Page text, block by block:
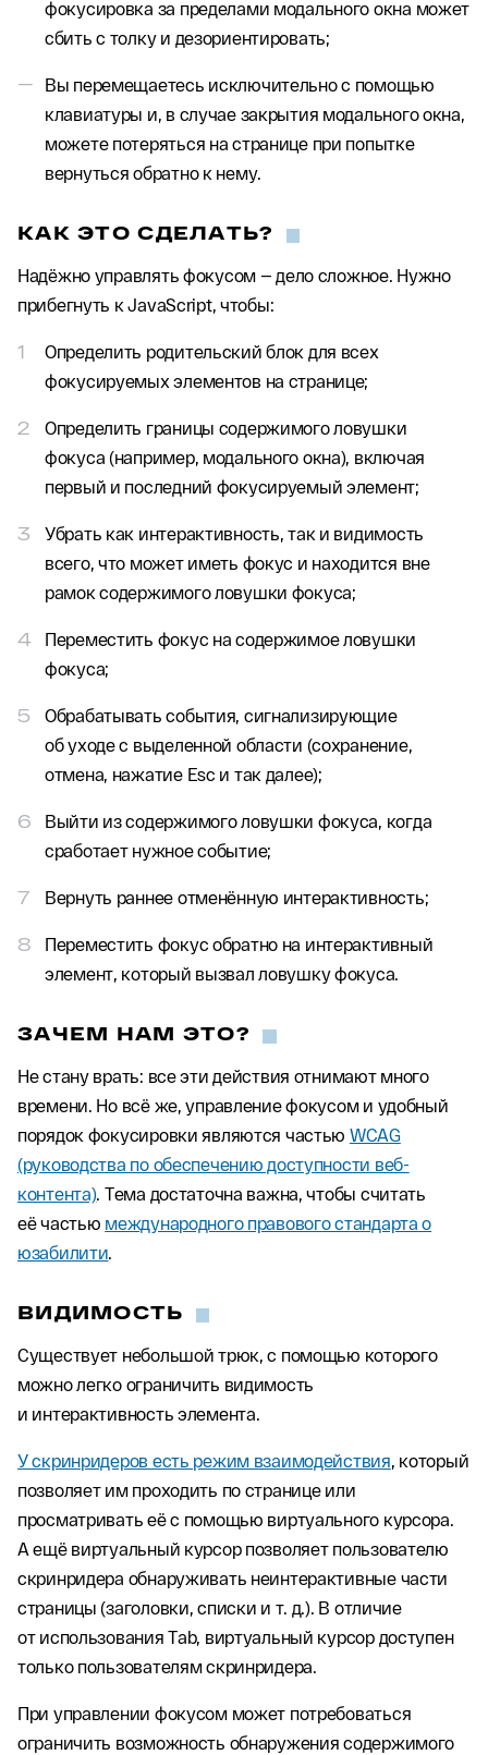
фокусировка за пределами модального окна может
сбить с толку и дезориентировать;
Вы перемещаетесь исключительно с помощью
клавиатуры и, в случае закрытия модального окна,
можете потеряться на странице при попытке
вернуться обратно к нему.
КАК ЭТО СДЕЛАТЬ?
Надёжно управлять фокусом — дело сложное. Нужно
прибегнуть к JavaScript, чтобы:
Определить родительский блок для всех
фокусируемых элементов на странице;
Определить границы содержимого ловушки
фокуса (например, модального окна), включая
первый и последний фокусируемый элемент;
Убрать как интерактивность, так и видимость
всего, что может иметь фокус и находится вне
рамок содержимого ловушки фокуса;
Переместить фокус на содержимое ловушки
фокуса;
Обрабатывать события, сигнализирующие
об уходе с выделенной области (сохранение,
отмена, нажатие Esc и так далее);
Выйти из содержимого ловушки фокуса, когда
сработает нужное событие;
Вернуть раннее отменённую интерактивность;
Переместить фокус обратно на интерактивный
элемент, который вызвал ловушку фокуса.
ЗАЧЕМ НАМ ЭТО?
Не стану врать: все эти действия отнимают много
времени. Но всё же, управление фокусом и удобный
порядок фокусировки являются частью WCAG
(руководства по обеспечению доступности веб-
контента). Тема достаточна важна, чтобы считать
её частью международного правового стандарта о
юзабилити.
ВИДИМОСТЬ
Существует небольшой трюк, с помощью которого
можно легко ограничить видимость
и интерактивность элемента.
У скринридеров есть режим взаимодействия, который
позволяет им проходить по странице или
просматривать её с помощью виртуального курсора.
А ещё виртуальный курсор позволяет пользователю
скринридера обнаруживать неинтерактивные части
страницы (заголовки, списки и т. д.). В отличие
от использования Tab, виртуальный курсор доступен
только пользователям скринридера.
При управлении фокусом может потребоваться
ограничить возможность обнаружения содержимого